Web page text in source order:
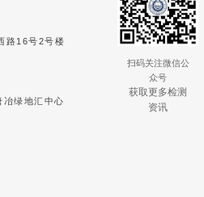
路16号2号楼
冶绿地汇中心
扫码关注微信公
众号
获取更多检测
资讯